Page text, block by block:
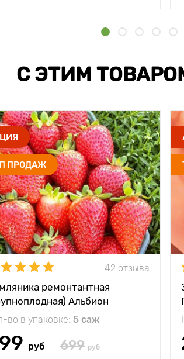
С ЭТИМ
ПРОДАЖ
42 отзыва
ремонтантная
Альбион
во в упаковке: 5 саж
руб 699 руб